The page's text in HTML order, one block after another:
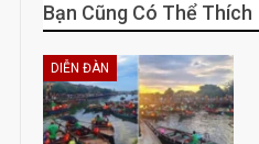
Bạn Cũng Có Thể Thích
DIỄN ĐÀN